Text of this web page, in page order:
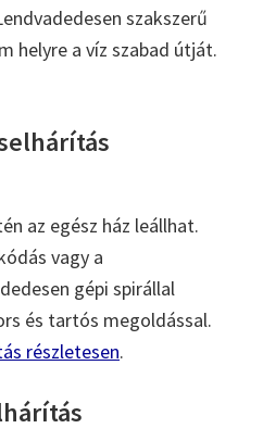
szakszerű
helyre a víz szabad útját.
az egész ház leállhat.
vagy a
gépi spirállal
és tartós megoldással.
részletesen.